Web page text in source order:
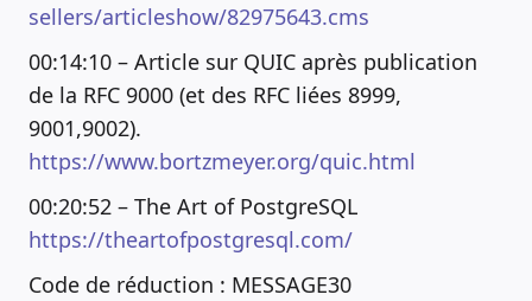
sellers/articleshow/82975643.cms
00:14:10 – Article sur QUIC après publication
de la RFC 9000 (et des RFC liées 8999,
9001,9002).
https://www.bortzmeyer.org/quic.html
00:20:52 – The Art of PostgreSQL
https://theartofpostgresql.com/
Code de réduction : MESSAGE30